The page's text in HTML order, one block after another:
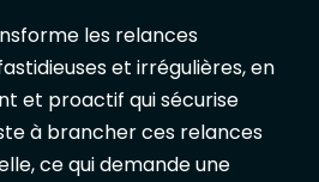
les relances
et irrégulières, en
et proactif qui sécurise
à brancher ces relances
ce qui demande une